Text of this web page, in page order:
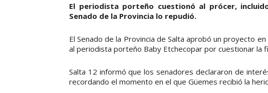
El periodista porteño cuestionó al prócer,
Senado de la Provincia lo repudió.
El Senado de la Provincia de Salta aprobó un proyecto
al periodista porteño Baby Etchecopar por cuestionar la
Salta 12 informó que los senadores declararon de
recordando el momento en el que Güemes recibió la